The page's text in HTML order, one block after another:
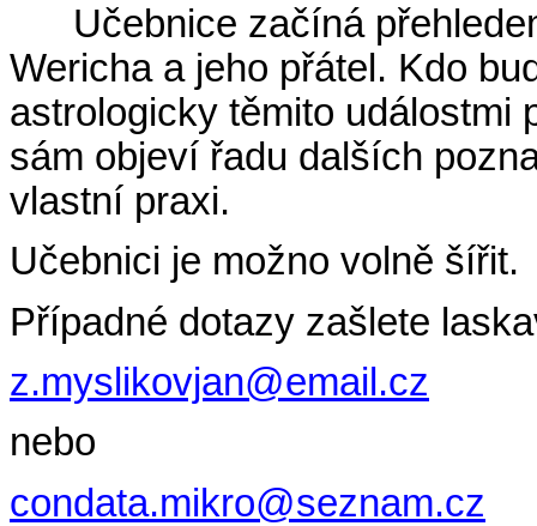
Učebnice začíná
Wericha a jeho přátel. Kdo
astrologicky těmito událostmi
sám objeví řadu dalších
vlastní praxi.
Učebnici je možno volně šířit.
Případné dotazy zašlete
z.myslikovjan@email.cz
nebo
condata.mikro@seznam.cz